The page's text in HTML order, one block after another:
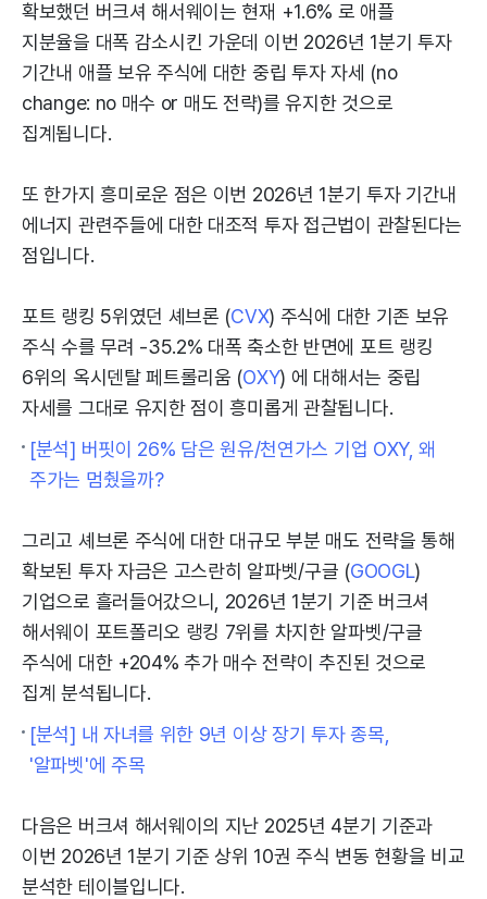
확보했던 버크셔 해서웨이는 현재 +1.6% 로 애플
지분율을 대폭 감소시킨 가운데 이번 2026년 1분기 투자
기간내 애플 보유 주식에 대한 중립 투자 자세 (no
change: no 매수 or 매도 전략)를 유지한 것으로
집계됩니다.
또 한가지 흥미로운 점은 이번 2026년 1분기 투자 기간내
에너지 관련주들에 대한 대조적 투자 접근법이 관찰된다는
점입니다.
포트 랭킹 5위였던 셰브론 (CVX) 주식에 대한 기존 보유
주식 수를 무려 -35.2% 대폭 축소한 반면에 포트 랭킹
6위의 옥시덴탈 페트롤리움 (OXY) 에 대해서는 중립
자세를 그대로 유지한 점이 흥미롭게 관찰됩니다.
[분석] 버핏이 26% 담은 원유/천연가스 기업 OXY, 왜
주가는 멈췄을까?
그리고 셰브론 주식에 대한 대규모 부분 매도 전략을 통해
확보된 투자 자금은 고스란히 알파벳/구글 (GOOGL)
기업으로 흘러들어갔으니, 2026년 1분기 기준 버크셔
해서웨이 포트폴리오 랭킹 7위를 차지한 알파벳/구글
주식에 대한 +204% 추가 매수 전략이 추진된 것으로
집계 분석됩니다.
[분석] 내 자녀를 위한 9년 이상 장기 투자 종목,
'알파벳'에 주목
다음은 버크셔 해서웨이의 지난 2025년 4분기 기준과
이번 2026년 1분기 기준 상위 10권 주식 변동 현황을 비교
분석한 테이블입니다.